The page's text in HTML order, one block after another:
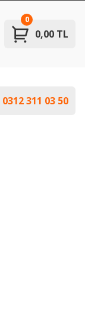
0,00 TL
0
0312 311 03 50